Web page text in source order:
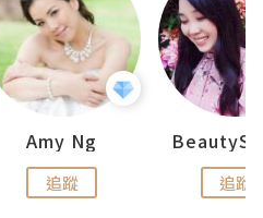
Amy Ng
追蹤 追蹤